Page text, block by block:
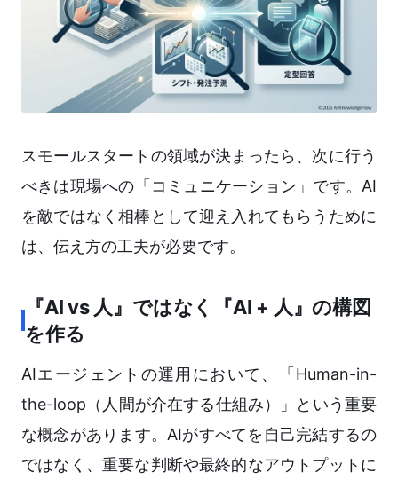
スモールスタートの領域が決まったら、次に行う
べきは現場への「コミュニケーション」です。AI
を敵ではなく相棒として迎え入れてもらうために
は、伝え方の工夫が必要です。
『AI vs 人』ではなく『AI + 人』の構図
を作る
AIエージェントの運用において、「Human-in-
the-loop（人間が介在する仕組み）」という重要
な概念があります。AIがすべてを自己完結するの
ではなく、重要な判断や最終的なアウトプットに